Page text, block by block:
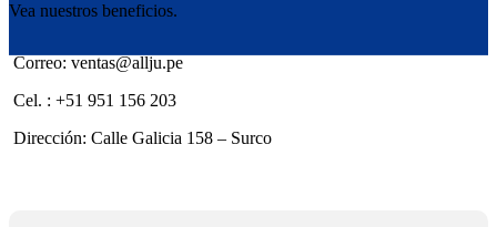
Vea nuestros beneficios.
Correo: ventas@allju.pe
Cel. : +51 951 156 203
Dirección: Calle Galicia 158 – Surco